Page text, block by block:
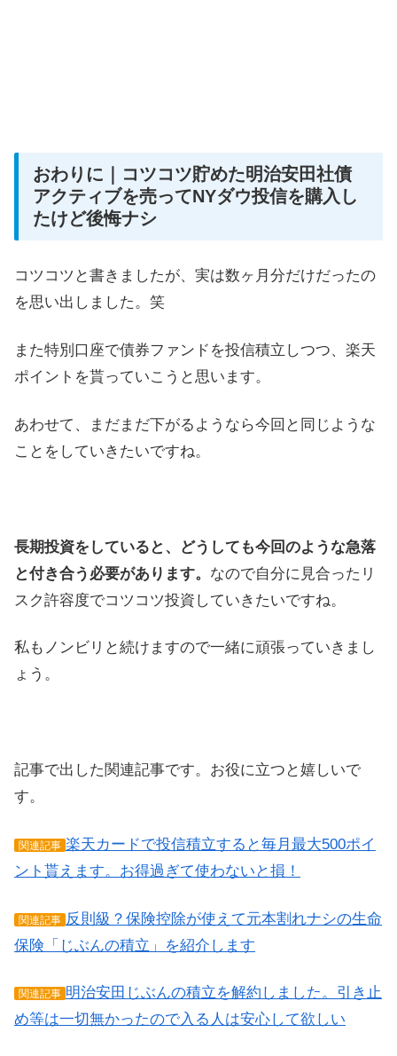
おわりに｜コツコツ貯めた明治安田社債
アクティブを売ってNYダウ投信を購入し
たけど後悔ナシ
コツコツと書きましたが、実は数ヶ月分だけだったの
を思い出しました。笑
また特別口座で債券ファンドを投信積立しつつ、楽天
ポイントを貰っていこうと思います。
あわせて、まだまだ下がるようなら今回と同じような
ことをしていきたいですね。
長期投資をしていると、どうしても今回のような急落
と付き合う必要があります。 なので自分に見合ったリ
スク許容度でコツコツ投資していきたいですね。
私もノンビリと続けますので一緒に頑張っていきまし
ょう。
記事で出した関連記事です。お役に立つと嬉しいで
す。
関連記事 楽天カードで投信積立すると毎月最大500ポイ
ント貰えます。お得過ぎて使わないと損！
関連記事 反則級？保険控除が使えて元本割れナシの生命
保険「じぶんの積立」を紹介します
関連記事 明治安田じぶんの積立を解約しました。引き止
め等は一切無かったので入る人は安心して欲しい